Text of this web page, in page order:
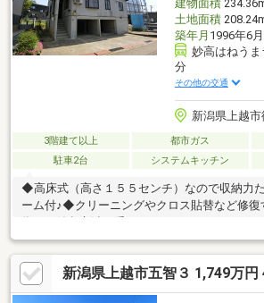
建物面積
土地面積
築年月 1996年6
妙高はねう
分
その他の交通
新潟県上越
3階建て以上 都市ガス
駐車2台
システムキッチン
◆高床式（高さ１５５センチ）なので収納力
ーム付♪◆クリーニングやクロス貼替など修復
為、お値段交渉お受けします♪
新潟県上越市五智３ 1,749万円